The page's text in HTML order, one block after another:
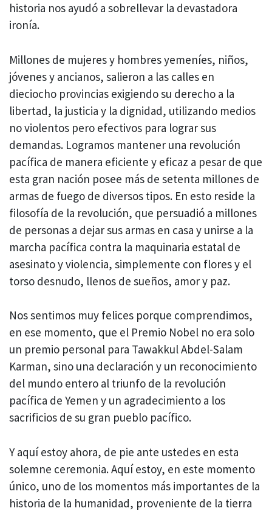
historia nos ayudó a sobrellevar la devastadora
ironía.
Millones de mujeres y hombres yemeníes, niños,
jóvenes y ancianos, salieron a las calles en
dieciocho provincias exigiendo su derecho a la
libertad, la justicia y la dignidad, utilizando medios
no violentos pero efectivos para lograr sus
demandas. Logramos mantener una revolución
pacífica de manera eficiente y eficaz a pesar de que
esta gran nación posee más de setenta millones de
armas de fuego de diversos tipos. En esto reside la
filosofía de la revolución, que persuadió a millones
de personas a dejar sus armas en casa y unirse a la
marcha pacífica contra la maquinaria estatal de
asesinato y violencia, simplemente con flores y el
torso desnudo, llenos de sueños, amor y paz.
Nos sentimos muy felices porque comprendimos,
en ese momento, que el Premio Nobel no era solo
un premio personal para Tawakkul Abdel-Salam
Karman, sino una declaración y un reconocimiento
del mundo entero al triunfo de la revolución
pacífica de Yemen y un agradecimiento a los
sacrificios de su gran pueblo pacífico.
Y aquí estoy ahora, de pie ante ustedes en esta
solemne ceremonia. Aquí estoy, en este momento
único, uno de los momentos más importantes de la
historia de la humanidad, proveniente de la tierra